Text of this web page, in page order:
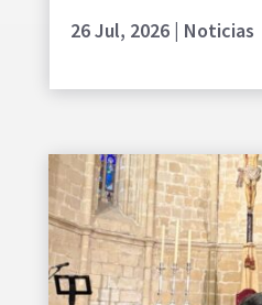
26 Jul, 2026| Noticias